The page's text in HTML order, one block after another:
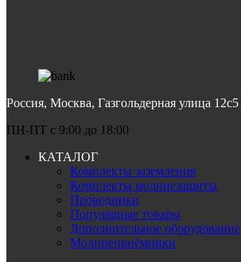
Россия, Москва, Газгольдерная улица 12с5
ПН-ПТ c 9:00 до 18:00
КАТАЛОГ
Комплекты заземления
Комплекты молниезащиты
Проводники
Популярные товары
Дополнительное оборудование
Молниеприёмники